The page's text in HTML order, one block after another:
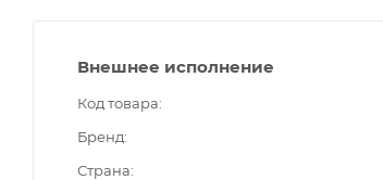
Внешнее исполнение
Код товара
Бренд
Страна